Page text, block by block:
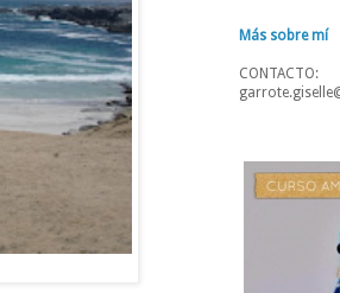
Más sobre mí
CONTACTO: